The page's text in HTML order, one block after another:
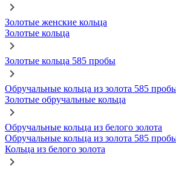
Золотые женские кольца
Золотые кольца
Золотые кольца 585 пробы
Обручальные кольца из золота 585
Золотые обручальные кольца
Обручальные кольца из белого золота
Обручальные кольца из золота 585
Кольца из белого золота